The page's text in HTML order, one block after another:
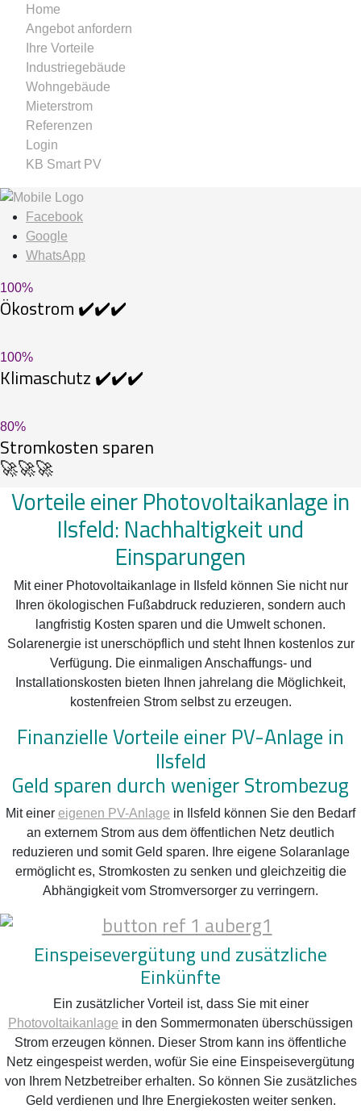
Home
Angebot anfordern
Ihre Vorteile
Industriegebäude
Wohngebäude
Mieterstrom
Referenzen
Login
KB Smart PV
Facebook
Google
WhatsApp
100%
Ökostrom ✔️✔️✔️
100%
Klimaschutz ✔️✔️✔️
80%
Stromkosten sparen
🚀🚀🚀
Vorteile einer Photovoltaikanlage in
Ilsfeld: Nachhaltigkeit und
Einsparungen
Mit einer Photovoltaikanlage in Ilsfeld können Sie nicht nur
Ihren ökologischen Fußabdruck reduzieren, sondern auch
langfristig Kosten sparen und die Umwelt schonen.
Solarenergie ist unerschöpflich und steht Ihnen kostenlos zur
Verfügung. Die einmaligen Anschaffungs- und
Installationskosten bieten Ihnen jahrelang die Möglichkeit,
kostenfreien Strom selbst zu erzeugen.
Finanzielle Vorteile einer PV-Anlage in
Ilsfeld
Geld sparen durch weniger Strombezug
Mit einer eigenen PV-Anlage in Ilsfeld können Sie den Bedarf
an externem Strom aus dem öffentlichen Netz deutlich
reduzieren und somit Geld sparen. Ihre eigene Solaranlage
ermöglicht es, Stromkosten zu senken und gleichzeitig die
Abhängigkeit vom Stromversorger zu verringern.
Einspeisevergütung und zusätzliche
Einkünfte
Ein zusätzlicher Vorteil ist, dass Sie mit einer
Photovoltaikanlage in den Sommermonaten überschüssigen
Strom erzeugen können. Dieser Strom kann ins öffentliche
Netz eingespeist werden, wofür Sie eine Einspeisevergütung
von Ihrem Netzbetreiber erhalten. So können Sie zusätzliches
Geld verdienen und Ihre Energiekosten weiter senken.